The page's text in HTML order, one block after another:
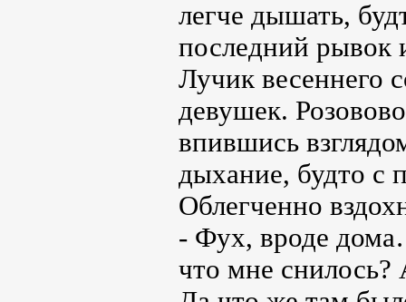
легче дышать,
последний
Лучик весеннего
девушек.
впившись
дыхание, будто с
Облегченно
- Фух, вроде
что мне